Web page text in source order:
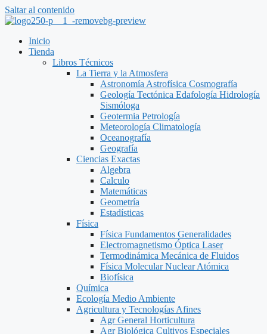
Saltar al contenido
Inicio
Tienda
Libros Técnicos
La Tierra y la Atmosfera
Astronomía Astrofísica Cosmografía
Geología Tectónica Edafología Hidrología
Sismóloga
Geotermia Petrología
Meteorología Climatología
Oceanografía
Geografía
Ciencias Exactas
Algebra
Calculo
Matemáticas
Geometría
Estadísticas
Física
Física Fundamentos Generalidades
Electromagnetismo Óptica Laser
Termodinámica Mecánica de Fluidos
Física Molecular Nuclear Atómica
Biofísica
Química
Ecología Medio Ambiente
Agricultura y Tecnologías Afines
Agr General Horticultura
Agr Biológica Cultivos Especiales